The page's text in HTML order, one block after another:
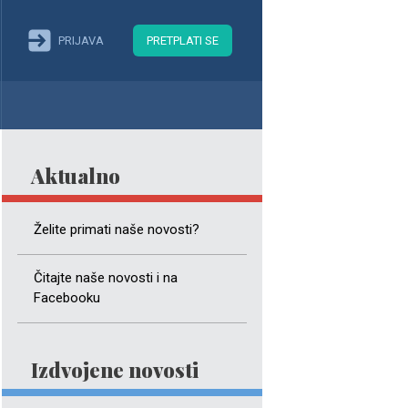
PRIJAVA PRETPLATI SE
Aktualno
Želite primati naše novosti?
Čitajte naše novosti i na
Facebooku
Izdvojene novosti